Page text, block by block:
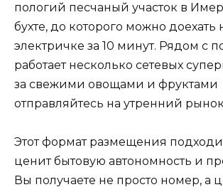
пологий песчаный участок в
бухте, до которого можно доехать
электричке за 10 минут. Рядом с
работает несколько сетевых
за свежими овощами и фруктами
отправляйтесь на утренний
Этот формат размещения
ценит бытовую автономность и
Вы получаете не просто номер, а